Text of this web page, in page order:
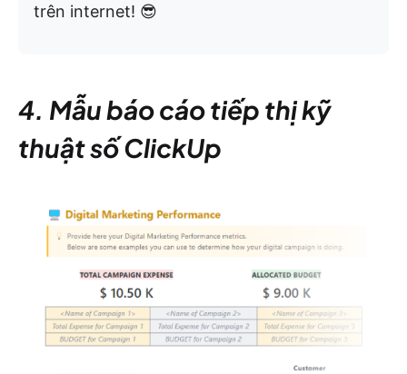
trên internet! 😎
4. Mẫu báo cáo tiếp thị kỹ
thuật số ClickUp